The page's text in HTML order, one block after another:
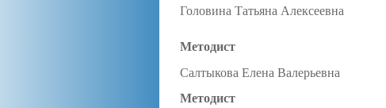
Головина Татьяна Алексеевна
Методист
Салтыкова Елена Валерьевна
Методист